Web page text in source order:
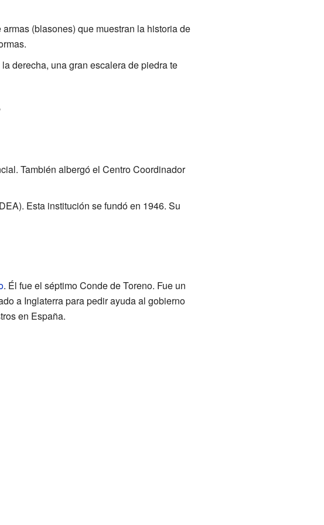
(blasones) que muestran la historia de
derecha, una gran escalera de piedra te
También albergó el Centro Coordinador
Esta institución se fundó en 1946. Su
. Él fue el séptimo Conde de Toreno. Fue un
a Inglaterra para pedir ayuda al gobierno
en España.